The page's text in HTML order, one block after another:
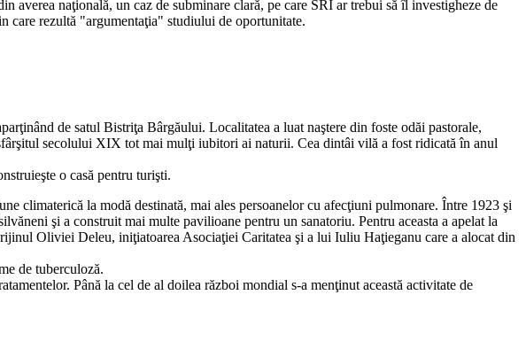
averea naţională, un caz de subminare clară, pe care SRI ar trebui să îl investigheze de
care rezultă "argumentaţia" studiului de oportunitate.
de satul Bistriţa Bârgăului. Localitatea a luat naştere din foste odăi pastorale,
secolului XIX tot mai mulţi iubitori ai naturii. Cea dintâi vilă a fost ridicată în anul
o casă pentru turişti.
climaterică la modă destinată, mai ales persoanelor cu afecţiuni pulmonare. Între 1923 şi
şi a construit mai multe pavilioane pentru un sanatoriu. Pentru aceasta a apelat la
Oliviei Deleu, iniţiatoarea Asociaţiei Caritatea şi a lui Iuliu Haţieganu care a alocat din
de tuberculoză.
Până la cel de al doilea război mondial s-a menţinut această activitate de